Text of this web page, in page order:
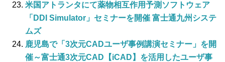
米国アトランタにて薬物相互作用予測ソフトウェア
「DDI Simulator」セミナーを開催 富士通九州システ
ムズ
鹿児島で「3次元CADユーザ事例講演セミナー」を開
催～富士通3次元CAD【iCAD】を活用したユーザ事